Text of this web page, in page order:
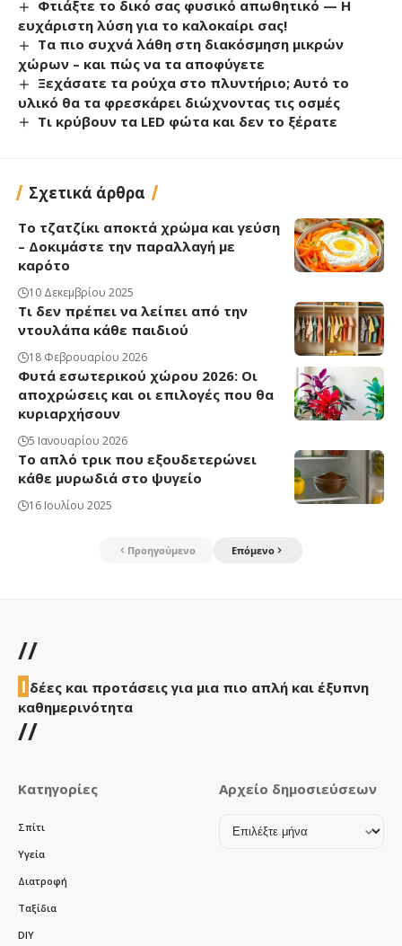
Φτιάξτε το δικό σας φυσικό απωθητικό — Η
ευχάριστη λύση για το καλοκαίρι σας!
Τα πιο συχνά λάθη στη διακόσμηση μικρών
χώρων – και πώς να τα αποφύγετε
Ξεχάσατε τα ρούχα στο πλυντήριο; Αυτό το
υλικό θα τα φρεσκάρει διώχνοντας τις οσμές
Τι κρύβουν τα LED φώτα και δεν το ξέρατε
Σχετικά άρθρα
Το τζατζίκι αποκτά χρώμα και γεύση
– Δοκιμάστε την παραλλαγή με
καρότο
10 Δεκεμβρίου 2025
Τι δεν πρέπει να λείπει από την
ντουλάπα κάθε παιδιού
18 Φεβρουαρίου 2026
Φυτά εσωτερικού χώρου 2026: Οι
αποχρώσεις και οι επιλογές που θα
κυριαρχήσουν
5 Ιανουαρίου 2026
Το απλό τρικ που εξουδετερώνει
κάθε μυρωδιά στο ψυγείο
16 Ιουλίου 2025
Προηγούμενο Επόμενο
//
Ι δέες και προτάσεις για μια πιο απλή και έξυπνη
καθημερινότητα
//
Κατηγορίες
Σπίτι
Υγεία
Διατροφή
Ταξίδια
DIY
Αρχείο δημοσιεύσεων
Αρχείο